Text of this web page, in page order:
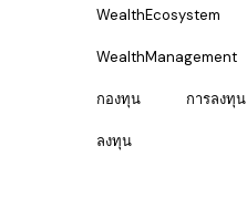
WealthEcosystem
WealthManagement
กองทุน การลงทุน
ลงทุน